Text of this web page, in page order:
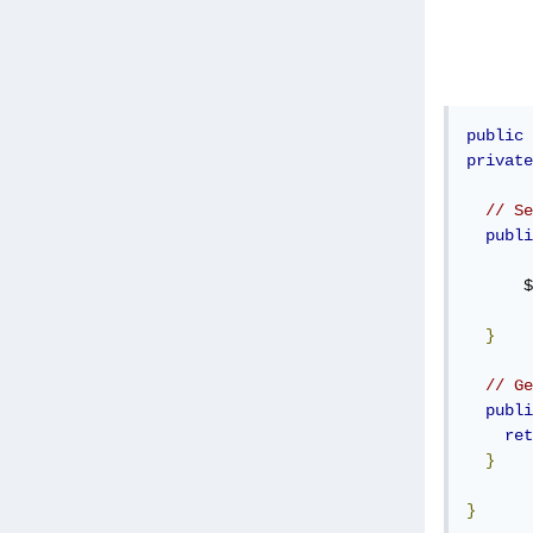
public
private
//
}
//
}
}